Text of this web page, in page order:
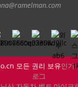
모든 권리 보유인기
로그